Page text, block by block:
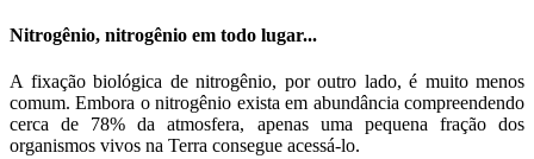
Nitrogênio, nitrogênio em todo lugar...
A fixação biológica de nitrogênio, por outro lado, é muito menos
comum. Embora o nitrogênio exista em abundância compreendendo
cerca de 78% da atmosfera, apenas uma pequena fração dos
organismos vivos na Terra consegue acessá-lo.